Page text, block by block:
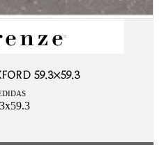
59.3×59.3